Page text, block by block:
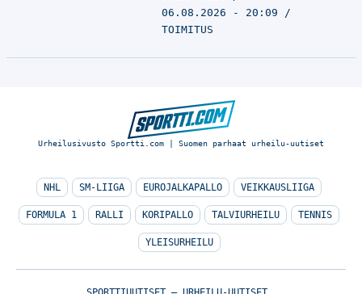
06.08.2026 - 20:09
TOIMITUS
Urheilusivusto Sportti.com | Suomen parhaat urheilu-uutiset
NHL SM-LIIGA EUROJALKAPALLO VEIKKAUSLIIGA
FORMULA 1 RALLI KORIPALLO TALVIURHEILU TENNIS
YLEISURHEILU